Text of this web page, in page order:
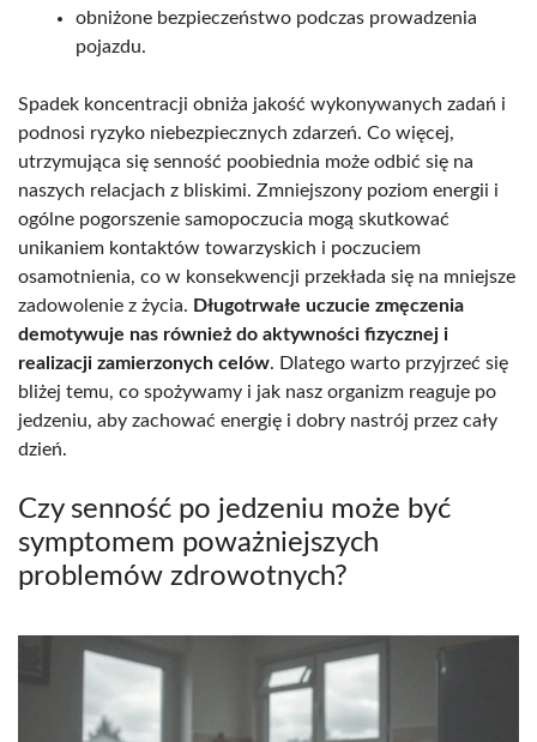
obniżone bezpieczeństwo podczas prowadzenia
pojazdu.
Spadek koncentracji obniża jakość wykonywanych zadań i
podnosi ryzyko niebezpiecznych zdarzeń. Co więcej,
utrzymująca się senność poobiednia może odbić się na
naszych relacjach z bliskimi. Zmniejszony poziom energii i
ogólne pogorszenie samopoczucia mogą skutkować
unikaniem kontaktów towarzyskich i poczuciem
osamotnienia, co w konsekwencji przekłada się na mniejsze
zadowolenie z życia. Długotrwałe uczucie zmęczenia
demotywuje nas również do aktywności fizycznej i
realizacji zamierzonych celów. Dlatego warto przyjrzeć się
bliżej temu, co spożywamy i jak nasz organizm reaguje po
jedzeniu, aby zachować energię i dobry nastrój przez cały
dzień.
Czy senność po jedzeniu może być
symptomem poważniejszych
problemów zdrowotnych?